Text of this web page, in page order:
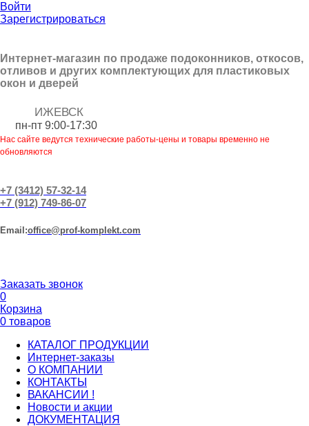
Войти
Зарегистрироваться
Интернет-магазин по продаже подоконников, откосов,
отливов и других комплектующих для пластиковых
окон и дверей
ИЖЕВСК
пн-пт 9:00-17:30
Нас сайте ведутся технические работы-цены и товары временно не
обновляются
+7 (3412) 57-32-14
+7 (912) 749-86-07
Еmail:office@prof-komplekt.com
Заказать звонок
0
Корзина
0 товаров
КАТАЛОГ ПРОДУКЦИИ
Интернет-заказы
О КОМПАНИИ
КОНТАКТЫ
ВАКАНСИИ !
Новости и акции
ДОКУМЕНТАЦИЯ